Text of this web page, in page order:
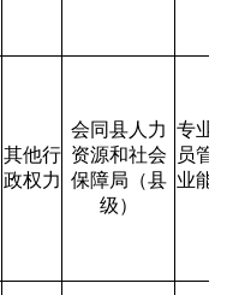
其他行
政权力
会同县人力
资源和社会
保障局（县
级）
专业
员管
业能